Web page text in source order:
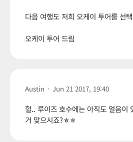
다음 여행도 저희 오케이 투어를 선
오케이 투어 드림
Austin · Jun 21 2017, 19:40
헐.. 루이즈 호수에는 아직도 얼음이
거 맞으시죠?ㅎㅎ